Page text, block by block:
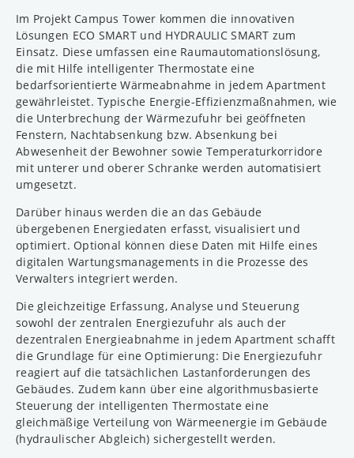
Im Projekt Campus Tower kommen die innovativen
Lösungen ECO SMART und HYDRAULIC SMART zum
Einsatz. Diese umfassen eine Raumautomationslösung,
die mit Hilfe intelligenter Thermostate eine
bedarfsorientierte Wärmeabnahme in jedem Apartment
gewährleistet. Typische Energie-Effizienzmaßnahmen, wie
die Unterbrechung der Wärmezufuhr bei geöffneten
Fenstern, Nachtabsenkung bzw. Absenkung bei
Abwesenheit der Bewohner sowie Temperaturkorridore
mit unterer und oberer Schranke werden automatisiert
umgesetzt.
Darüber hinaus werden die an das Gebäude
übergebenen Energiedaten erfasst, visualisiert und
optimiert. Optional können diese Daten mit Hilfe eines
digitalen Wartungsmanagements in die Prozesse des
Verwalters integriert werden.
Die gleichzeitige Erfassung, Analyse und Steuerung
sowohl der zentralen Energiezufuhr als auch der
dezentralen Energieabnahme in jedem Apartment schafft
die Grundlage für eine Optimierung: Die Energiezufuhr
reagiert auf die tatsächlichen Lastanforderungen des
Gebäudes. Zudem kann über eine algorithmusbasierte
Steuerung der intelligenten Thermostate eine
gleichmäßige Verteilung von Wärmeenergie im Gebäude
(hydraulischer Abgleich) sichergestellt werden.